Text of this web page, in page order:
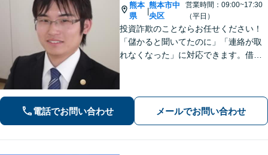
熊本
県
|
熊本市中
央区
営業時間：09:00~17:30
（平日）
投資詐欺のことならお任せください！
「儲かると聞いてたのに」「連絡が取
れなくなった」に対応できます。借
電話でお問い合わせ メールでお問い合わせ